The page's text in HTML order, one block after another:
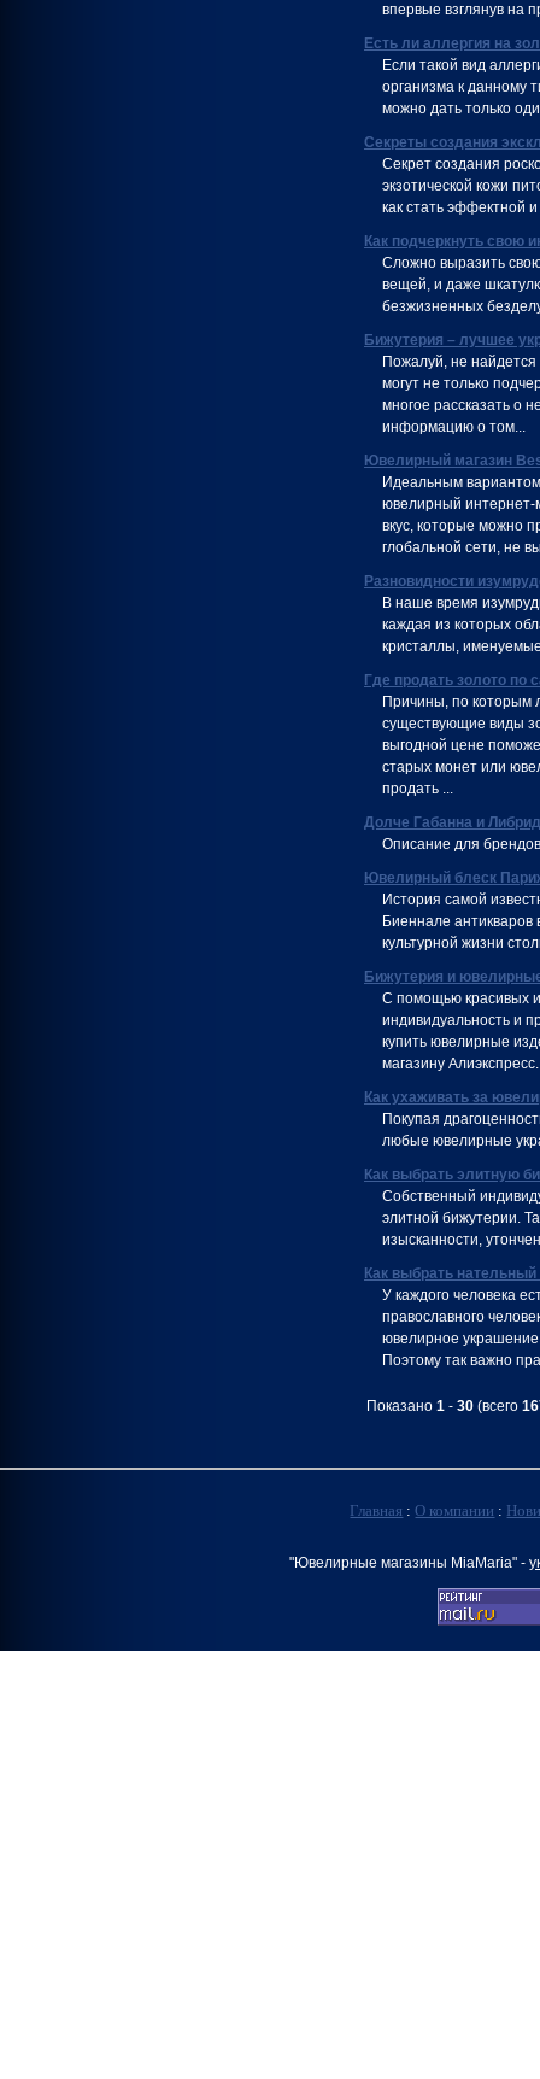
впервые взглянув на
Есть ли аллергия на
Если такой вид
организма к данному
можно дать только
Секреты создания
Секрет создания
экзотической кожи
как стать эффектной
Как подчеркнуть свою
Сложно выразить свою
вещей, и даже
безжизненных
Бижутерия – лучшее
Пожалуй, не
могут не только
многое рассказать о
информацию о том...
Ювелирный магазин
Идеальным
ювелирный интернет-
вкус, которые можно
глобальной сети, не
Разновидности
В наше время
каждая из которых
кристаллы,
Где продать золото по
Причины, по которым
существующие виды
выгодной цене
старых монет или
продать ...
Долче Габанна и
Описание для
Ювелирный блеск
История самой
Биеннале
культурной жизни
Бижутерия и
С помощью красивых
индивидуальность и
купить ювелирные
магазину Алиэкспресс.
Как ухаживать за
Покупая
любые ювелирные
Как выбрать элитную
Собственный
элитной бижутерии.
изысканности,
Как выбрать нательный
У каждого человека
православного
ювелирное
Поэтому так важно
Показано 1 - 30 (всего
Главная :О компании :
"Ювелирные магазины MiaMaria" -